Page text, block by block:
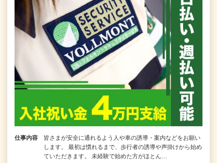
仕事内容
皆さまが安全に通れるよう人や車の誘導・案内などをお願い
します。 最初は慣れるまで、歩行者の誘導や声掛けから始め
ていただきます。 未経験で始めた方がほとん…